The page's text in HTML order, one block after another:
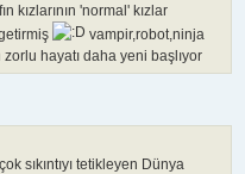
kızlarının 'normal' kızlar
vampir,robot,ninja
zorlu hayatı daha yeni başlıyor
sıkıntıyı tetikleyen Dünya